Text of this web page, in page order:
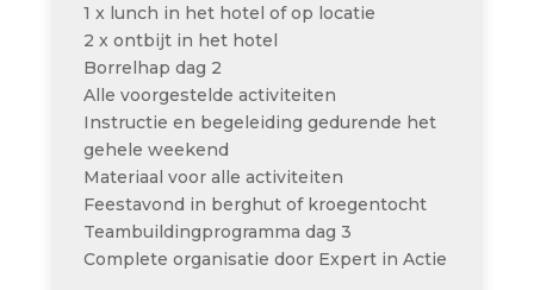
1 x lunch in het hotel of op locatie
2 x ontbijt in het hotel
Borrelhap dag 2
Alle voorgestelde activiteiten
Instructie en begeleiding gedurende het
gehele weekend
Materiaal voor alle activiteiten
Feestavond in berghut of kroegentocht
Teambuildingprogramma dag 3
Complete organisatie door Expert in Actie